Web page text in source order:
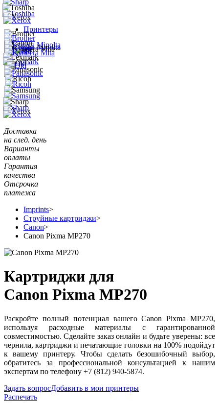
Принтеры
Доставка
на след. день
Варианты
оплаты
Гарантия
качества
Отсрочка
платежа
Imprints>
Струйные картриджи>
Canon>
Canon Pixma MP270
Картриджи для
Canon Pixma MP270
Раскройте полный потенциал вашего Canon Pixma MP270,
используя расходные материалы с гарантированной
совместимостью. Сделайте заказ онлайн и будьте уверены: все
чернила, картриджи и печатающие головки на 100% подойдут
к вашему принтеру. Чтобы сделать безошибочный выбор,
обратитесь за профессиональной консультацией к нашим
экспертам по телефону +7 (812) 940-5874.
Задать вопросДобавить в мои принтеры
Распечать